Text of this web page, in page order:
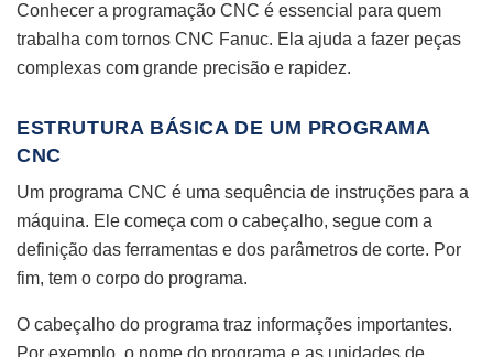
Conhecer a programação CNC é essencial para quem
trabalha com tornos CNC Fanuc. Ela ajuda a fazer peças
complexas com grande precisão e rapidez.
ESTRUTURA BÁSICA DE UM PROGRAMA
CNC
Um programa CNC é uma sequência de instruções para a
máquina. Ele começa com o cabeçalho, segue com a
definição das ferramentas e dos parâmetros de corte. Por
fim, tem o corpo do programa.
O cabeçalho do programa traz informações importantes.